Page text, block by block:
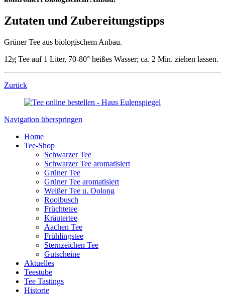
Zutaten und Zubereitungstipps
Grüner Tee aus biologischem Anbau.
12g Tee auf 1 Liter, 70-80° heißes Wasser; ca. 2 Min. ziehen lassen.
Zurück
Navigation überspringen
Home
Tee-Shop
Schwarzer Tee
Schwarzer Tee aromatisiert
Grüner Tee
Grüner Tee aromatisiert
Weißer Tee u. Oolong
Rooibusch
Früchtetee
Kräutertee
Aachen Tee
Frühlingstee
Sternzeichen Tee
Gutscheine
Aktuelles
Teestube
Tee Tastings
Historie